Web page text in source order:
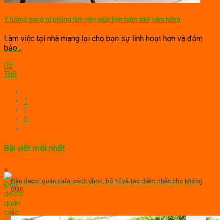
Ý tưởng trang trí phòng làm việc giúp bạn tuôn trào cảm hứng
Làm việc tại nhà mang lại cho bạn sự linh hoạt hơn và đảm
bảo...
05
Th8
1
2
3
Bài viết mới nhất
Đèn decor quán cafe: cách chọn, bố trí và tạo điểm nhấn cho không
gian